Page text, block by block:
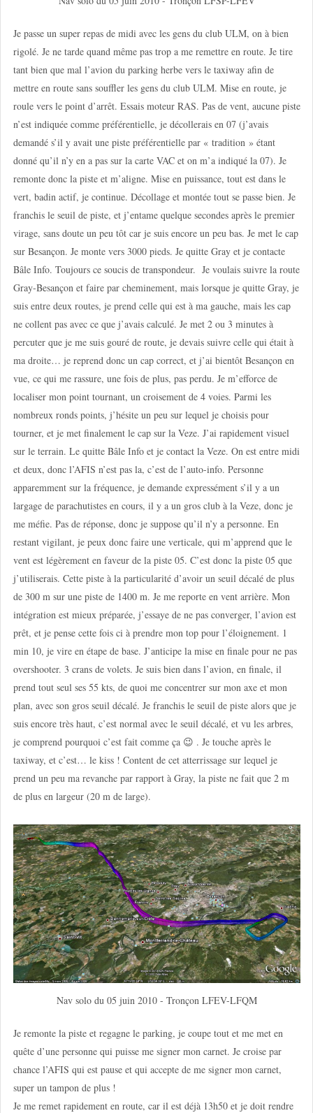
Je passe un super repas de midi avec les gens du club ULM, on à bien
rigolé. Je ne tarde quand même pas trop a me remettre en route. Je tire
tant bien que mal l’avion du parking herbe vers le taxiway afin de
mettre en route sans souffler les gens du club ULM. Mise en route, je
roule vers le point d’arrêt. Essais moteur RAS. Pas de vent, aucune piste
n’est indiquée comme préférentielle, je décollerais en 07 (j’avais
demandé s’il y avait une piste préférentielle par « tradition » étant
donné qu’il n’y en a pas sur la carte VAC et on m’a indiqué la 07). Je
remonte donc la piste et m’aligne. Mise en puissance, tout est dans le
vert, badin actif, je continue. Décollage et montée tout se passe bien. Je
franchis le seuil de piste, et j’entame quelque secondes après le premier
virage, sans doute un peu tôt car je suis encore un peu bas. Je met le cap
sur Besançon. Je monte vers 3000 pieds. Je quitte Gray et je contacte
Bâle Info. Toujours ce soucis de transpondeur. Je voulais suivre la route
Gray-Besançon et faire par cheminement, mais lorsque je quitte Gray, je
suis entre deux routes, je prend celle qui est à ma gauche, mais les cap
ne collent pas avec ce que j’avais calculé. Je met 2 ou 3 minutes à
percuter que je me suis gouré de route, je devais suivre celle qui était à
ma droite… je reprend donc un cap correct, et j’ai bientôt Besançon en
vue, ce qui me rassure, une fois de plus, pas perdu. Je m’efforce de
localiser mon point tournant, un croisement de 4 voies. Parmi les
nombreux ronds points, j’hésite un peu sur lequel je choisis pour
tourner, et je met finalement le cap sur la Veze. J’ai rapidement visuel
sur le terrain. Le quitte Bâle Info et je contact la Veze. On est entre midi
et deux, donc l’AFIS n’est pas la, c’est de l’auto-info. Personne
apparemment sur la fréquence, je demande expressément s’il y a un
largage de parachutistes en cours, il y a un gros club à la Veze, donc je
me méfie. Pas de réponse, donc je suppose qu’il n’y a personne. En
restant vigilant, je peux donc faire une verticale, qui m’apprend que le
vent est légèrement en faveur de la piste 05. C’est donc la piste 05 que
j’utiliserais. Cette piste à la particularité d’avoir un seuil décalé de plus
de 300 m sur une piste de 1400 m. Je me reporte en vent arrière. Mon
intégration est mieux préparée, j’essaye de ne pas converger, l’avion est
prêt, et je pense cette fois ci à prendre mon top pour l’éloignement. 1
min 10, je vire en étape de base. J’anticipe la mise en finale pour ne pas
overshooter. 3 crans de volets. Je suis bien dans l’avion, en finale, il
prend tout seul ses 55 kts, de quoi me concentrer sur mon axe et mon
plan, avec son gros seuil décalé. Je franchis le seuil de piste alors que je
suis encore très haut, c’est normal avec le seuil décalé, et vu les arbres,
je comprend pourquoi c’est fait comme ça 😉 . Je touche après le
taxiway, et c’est… le kiss ! Content de cet atterrissage sur lequel je
prend un peu ma revanche par rapport à Gray, la piste ne fait que 2 m
de plus en largeur (20 m de large).
Nav solo du 05 juin 2010 - Tronçon LFEV-LFQM
Je remonte la piste et regagne le parking, je coupe tout et me met en
quête d’une personne qui puisse me signer mon carnet. Je croise par
chance l’AFIS qui est pause et qui accepte de me signer mon carnet,
super un tampon de plus !
Je me remet rapidement en route, car il est déjà 13h50 et je doit rendre